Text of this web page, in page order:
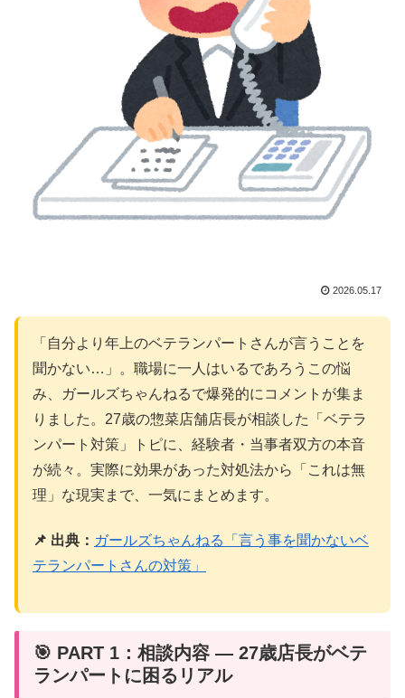
2026.05.17
「自分より年上のベテランパートさんが言うことを
聞かない…」。職場に一人はいるであろうこの悩
み、ガールズちゃんねるで爆発的にコメントが集ま
りました。27歳の惣菜店舗店長が相談した「ベテラ
ンパート対策」トピに、経験者・当事者双方の本音
が続々。実際に効果があった対処法から「これは無
理」な現実まで、一気にまとめます。
📌 出典： ガールズちゃんねる「言う事を聞かないベ
テランパートさんの対策」
🎯 PART 1：相談内容 — 27歳店長がベテ
ランパートに困るリアル